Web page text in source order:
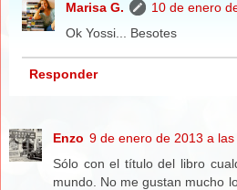
Marisa G.
10 de enero
Ok Yossi... Besotes
Responder
Enzo 9 de enero de 2013 a
Sólo con el título del libro
mundo. No me gustan mucho